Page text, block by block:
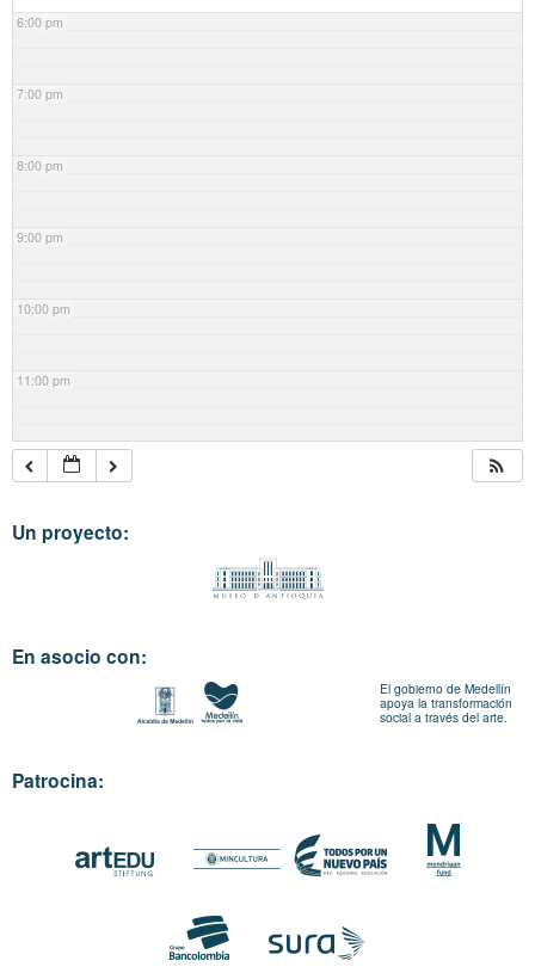
6:00 pm
7:00 pm
8:00 pm
9:00 pm
10:00 pm
11:00 pm
Un proyecto:
En asocio con:
El gobierno de Medellín
apoya la transformación
social a través del arte.
Patrocina: